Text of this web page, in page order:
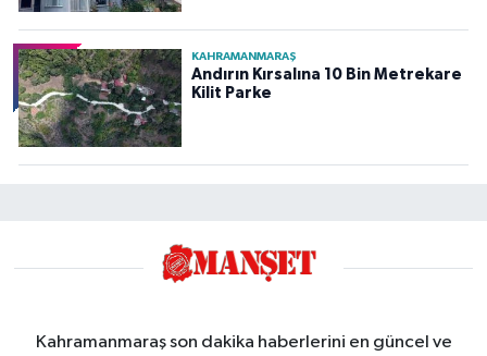
KAHRAMANMARAŞ
Andırın Kırsalına 10 Bin Metrekare
Kilit Parke
Kahramanmaraş son dakika haberlerini en güncel ve